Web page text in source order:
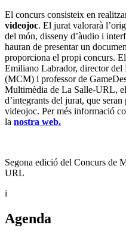
El concurs consisteix en
videojoc. El jurat valorarà
del món, disseny d’àudio i
hauran de presentar un
proporciona el propi concurs.
Emiliano Labrador, director
(MCM) i professor de
Multimèdia de La Salle-URL,
d’integrants del jurat, que
videojoc. Per més informació
la nostra web.
Segona edició del Concurs de
URL
i
Agenda